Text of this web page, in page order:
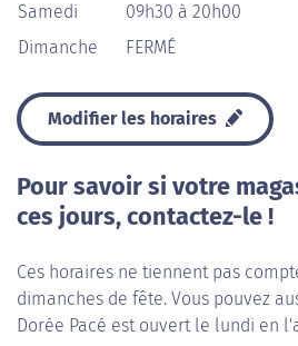
Samedi
09h30 à 20h00
Dimanche
FERMÉ
Modifier les horaires
Pour savoir si votre
ces jours, contactez-le !
Ces horaires ne tiennent pas
dimanches de fête. Vous pouvez
Dorée Pacé est ouvert le lundi en